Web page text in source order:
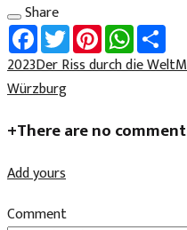
Share
FacebookTwitterPinterestWhatsApp
2023Der Riss durch die Welt
Würzburg
+There are no
Add yours
Comment